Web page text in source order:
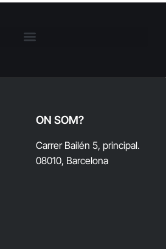
ON SOM?
Carrer Bailén 5, principal.
08010, Barcelona